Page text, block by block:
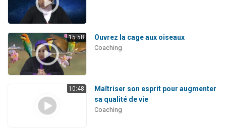
15:58 Ouvrez la cage aux oiseaux
Coaching
10:48
Maîtriser son esprit pour augmenter
sa qualité de vie
Coaching